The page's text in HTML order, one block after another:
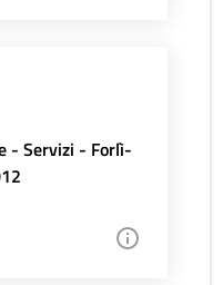
- Servizi - Forlì-